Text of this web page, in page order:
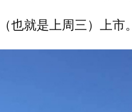
也就是上周三）上市。